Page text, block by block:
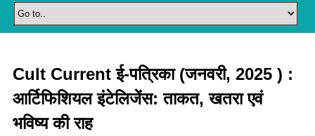
Cult Current ई-पत्रिका (जनवरी, 2025 ) :
आर्टिफिशियल इंटेलिजेंस: ताकत, खतरा एवं
भविष्य की राह